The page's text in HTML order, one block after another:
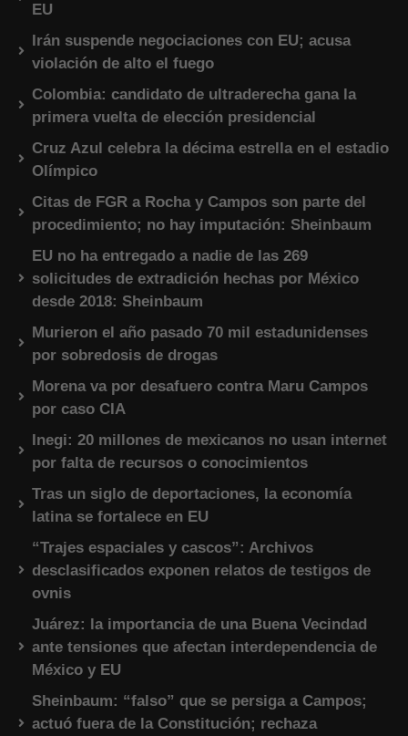
EU
Irán suspende negociaciones con EU; acusa
violación de alto el fuego
Colombia: candidato de ultraderecha gana la
primera vuelta de elección presidencial
Cruz Azul celebra la décima estrella en el estadio
Olímpico
Citas de FGR a Rocha y Campos son parte del
procedimiento; no hay imputación: Sheinbaum
EU no ha entregado a nadie de las 269
solicitudes de extradición hechas por México
desde 2018: Sheinbaum
Murieron el año pasado 70 mil estadunidenses
por sobredosis de drogas
Morena va por desafuero contra Maru Campos
por caso CIA
Inegi: 20 millones de mexicanos no usan internet
por falta de recursos o conocimientos
Tras un siglo de deportaciones, la economía
latina se fortalece en EU
“Trajes espaciales y cascos”: Archivos
desclasificados exponen relatos de testigos de
ovnis
Juárez: la importancia de una Buena Vecindad
ante tensiones que afectan interdependencia de
México y EU
Sheinbaum: “falso” que se persiga a Campos;
actuó fuera de la Constitución; rechaza